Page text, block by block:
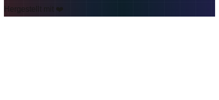
Hergestellt mit ❤️